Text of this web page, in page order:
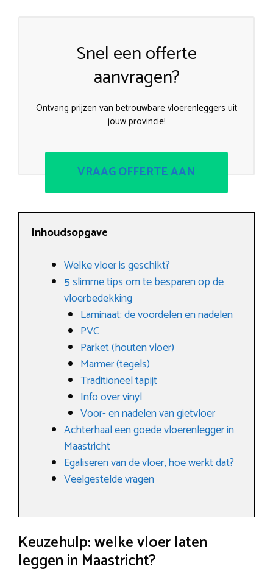
Snel een offerte
aanvragen?
Ontvang prijzen van betrouwbare vloerenleggers uit
jouw provincie!
VRAAG OFFERTE AAN
Inhoudsopgave
Welke vloer is geschikt?
5 slimme tips om te besparen op de
vloerbedekking
Laminaat: de voordelen en nadelen
PVC
Parket (houten vloer)
Marmer (tegels)
Traditioneel tapijt
Info over vinyl
Voor- en nadelen van gietvloer
Achterhaal een goede vloerenlegger in
Maastricht
Egaliseren van de vloer, hoe werkt dat?
Veelgestelde vragen
Keuzehulp: welke vloer laten
leggen in Maastricht?